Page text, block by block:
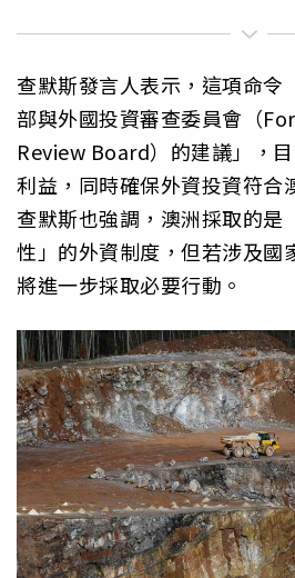
查默斯發言人表示，這項命令
部與外國投資審查委員會（
Review Board）的建議」，
利益，同時確保外資投資符合
查默斯也強調，澳洲採取的是
性」的外資制度，但若涉及國
將進一步採取必要行動。